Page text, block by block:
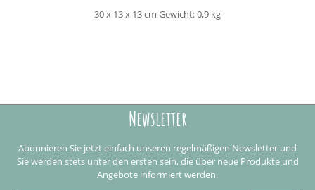
30 x 13 x 13 cm Gewicht: 0,9 kg
Newsletter
Abonnieren Sie jetzt einfach unseren regelmäßigen Newsletter und
Sie werden stets unter den ersten sein, die über neue Produkte und
Angebote informiert werden.